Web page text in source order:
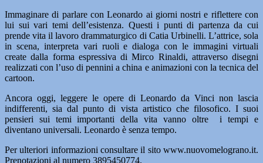
Immaginare di parlare con Leonardo ai giorni nostri e riflettere con
lui sui vari temi dell’esistenza. Questi i punti di partenza da cui
prende vita il lavoro drammaturgico di Catia Urbinelli. L’attrice, sola
in scena, interpreta vari ruoli e dialoga con le immagini virtuali
create dalla forma espressiva di Mirco Rinaldi, attraverso disegni
realizzati con l’uso di pennini a china e animazioni con la tecnica del
cartoon.
Ancora oggi, leggere le opere di Leonardo da Vinci non lascia
indifferenti, sia dal punto di vista artistico che filosofico. I suoi
pensieri sui temi importanti della vita vanno oltre i tempi e
diventano universali. Leonardo è senza tempo.
Per ulteriori informazioni consultare il sito www.nuovomelograno.it.
Prenotazioni al numero 3895450774.